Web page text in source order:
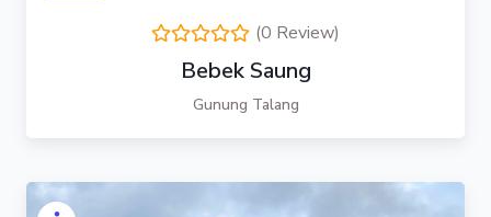
(0 Review)
Bebek Saung
Gunung Talang